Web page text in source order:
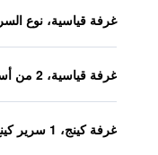
غرفة قياسية، نوع
غرفة قياسية، 2 من أسرّة الكوين
غرفة كينج، 1 سرير كينغ